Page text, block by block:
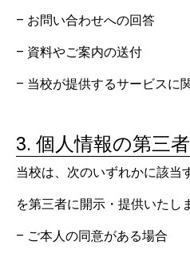
– お問い合わせへの回答
– 資料やご案内の送付
– 当校が提供するサービスに
3. 個人情報の第三
当校は、次のいずれかに該当
を第三者に開示・提供いたし
– ご本人の同意がある場合